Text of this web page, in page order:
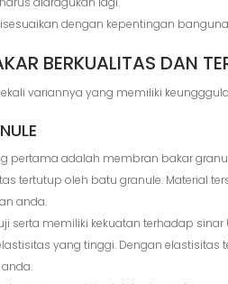
dengan kepentingan
BERKUALITAS DAN
variannya yang memiliki
pertama adalah membran bakar
tertutup oleh batu granule. Material
anda.
serta memiliki kekuatan terhadap sinar
yang tinggi. Dengan